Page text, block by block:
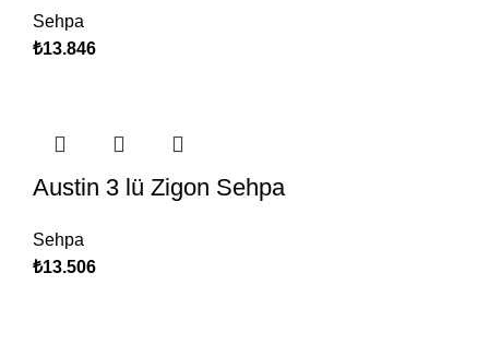
Sehpa
₺13.846
Austin 3 lü Zigon Sehpa
Sehpa
₺13.506